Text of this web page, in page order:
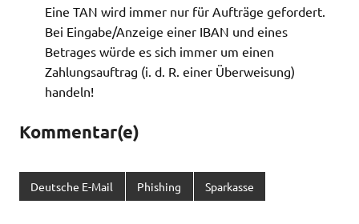
Eine TAN wird immer nur für Aufträge gefordert.
Bei Eingabe/Anzeige einer IBAN und eines
Betrages würde es sich immer um einen
Zahlungsauftrag (i. d. R. einer Überweisung)
handeln!
Kommentar(e)
Deutsche E-Mail Phishing Sparkasse